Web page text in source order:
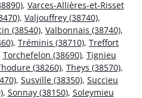
, Varces-Allières-et-Risset
, Valjouffrey (38740),
(38540), Valbonnais (38740),
, Tréminis (38710), Treffort
Torchefelon (38690), Tignieu
(38260), Theys (38570),
, Susville (38350), Succieu
, Sonnay (38150), Soleymieu